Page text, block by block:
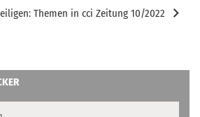
Themen in cci Zeitung 10/2022